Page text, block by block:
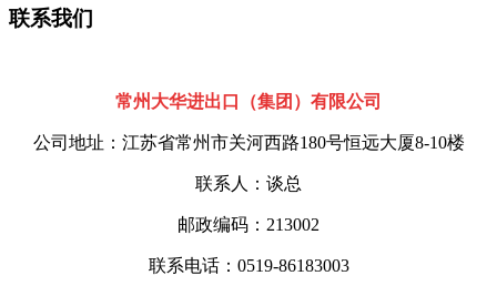
联系我们
常州大华进出口（集团）有限公司
公司地址：江苏省常州市关河西路180号恒远大厦8-10楼
联系人：谈总
邮政编码：213002
联系电话：0519-86183003